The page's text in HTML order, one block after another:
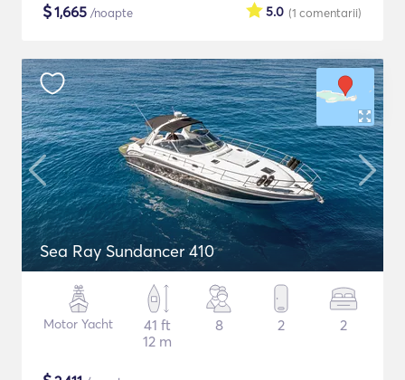
$1,665 /noapte (1 comentarii)
5.0
Sea Ray Sundancer 410
Motor Yacht
41 ft
12 m
8 2 2